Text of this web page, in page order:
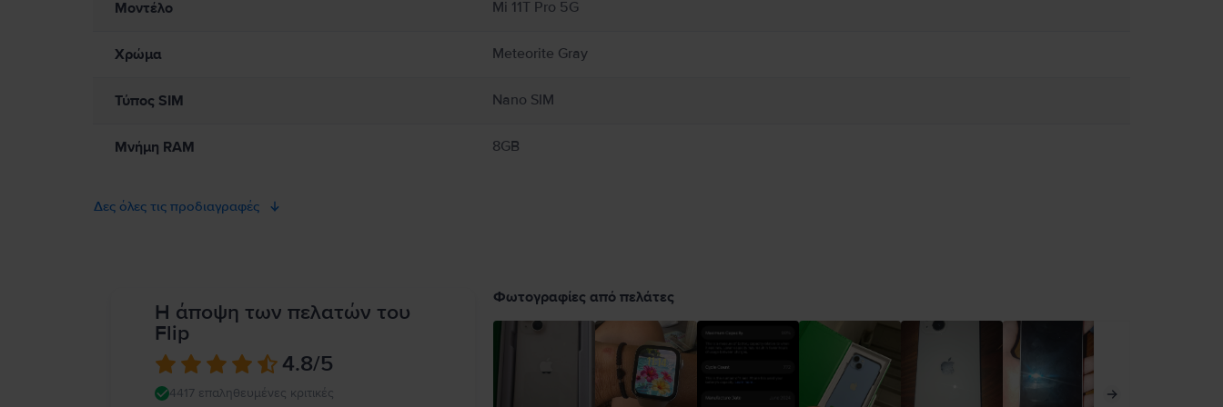
Μοντέλο Mi 11T Pro 5G
Χρώμα Meteorite Gray
Τύπος SIM Nano SIM
Μνήμη RAM 8GB
Δες όλες τις προδιαγραφές
Η άποψη των πελατών του
Flip
4.8/5
4417 επαληθευμένες κριτικές
Φωτογραφίες από πελάτες